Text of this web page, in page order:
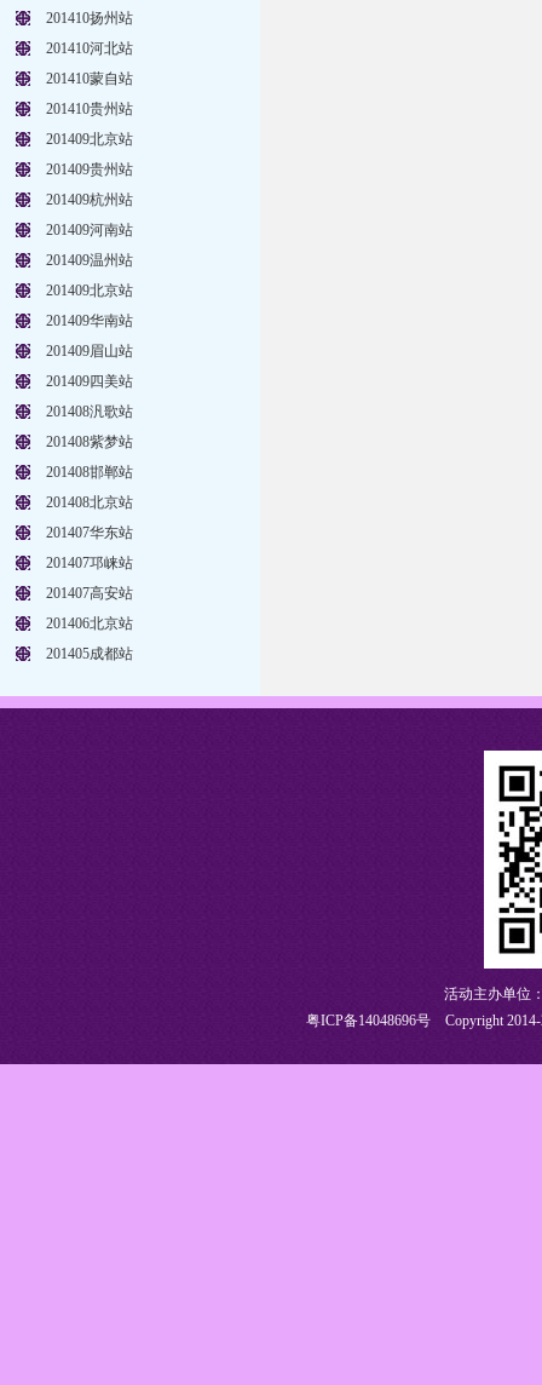
201410扬州站
201410河北站
201410蒙自站
201410贵州站
201409北京站
201409贵州站
201409杭州站
201409河南站
201409温州站
201409北京站
201409华南站
201409眉山站
201409四美站
201408汎歌站
201408紫梦站
201408邯郸站
201408北京站
201407华东站
201407邛崃站
201407高安站
201406北京站
201405成都站
活动主办单位
粤ICP备14048696号
Copyright